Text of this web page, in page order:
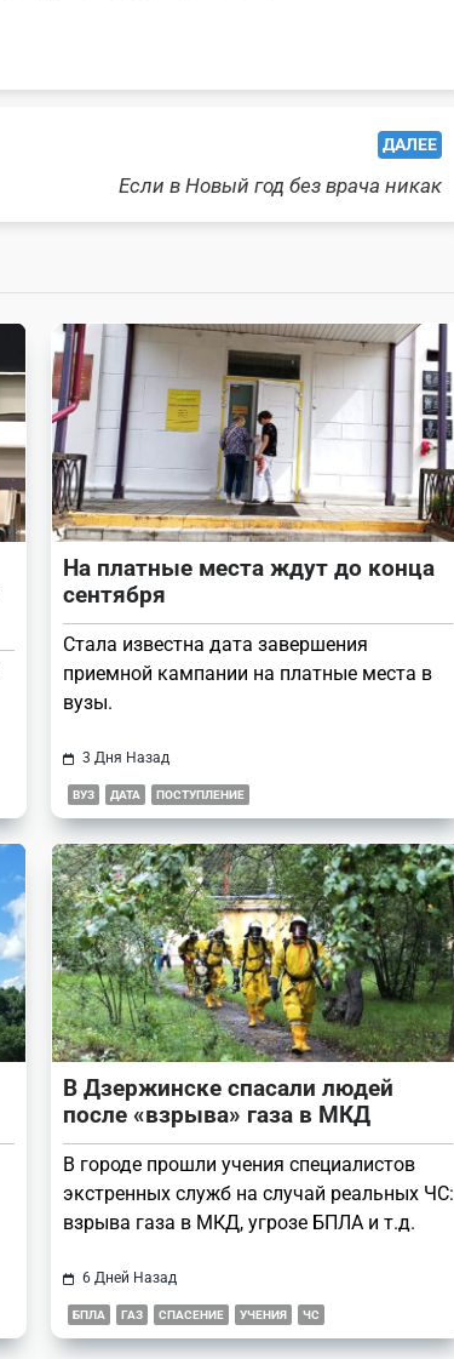
ДАЛЕЕ
Если в Новый год без врача никак
На платные места ждут до конца
сентября
Стала известна дата завершения
приемной кампании на платные места в
вузы.
3 Дня Назад
ВУЗ ДАТА ПОСТУПЛЕНИЕ
В Дзержинске спасали людей
после «взрыва» газа в МКД
В городе прошли учения специалистов
экстренных служб на случай реальных ЧС:
взрыва газа в МКД, угрозе БПЛА и т.д.
6 Дней Назад
БПЛА ГАЗ СПАСЕНИЕ УЧЕНИЯ ЧС